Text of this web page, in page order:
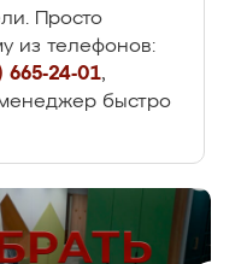
Просто
из телефонов:
665-24-01,
быстро